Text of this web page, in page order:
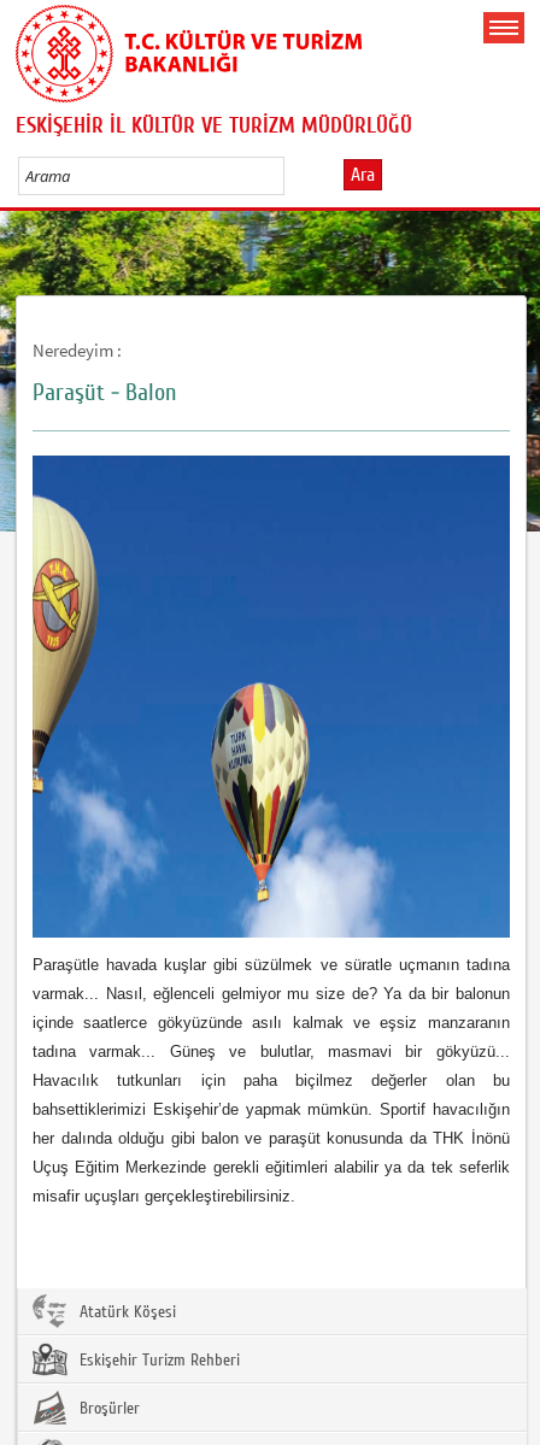
ESKİŞEHİR İL KÜLTÜR VE TURİZM MÜDÜRLÜĞÜ
Ara
Neredeyim :
Paraşüt - Balon
Paraşütle havada kuşlar gibi süzülmek ve süratle uçmanın tadına
varmak... Nasıl, eğlenceli gelmiyor mu size de? Ya da bir balonun
içinde saatlerce gökyüzünde asılı kalmak ve eşsiz manzaranın
tadına varmak... Güneş ve bulutlar, masmavi bir gökyüzü...
Havacılık tutkunları için paha biçilmez değerler olan bu
bahsettiklerimizi Eskişehir’de yapmak mümkün. Sportif havacılığın
her dalında olduğu gibi balon ve paraşüt konusunda da THK İnönü
Uçuş Eğitim Merkezinde gerekli eğitimleri alabilir ya da tek seferlik
misafir uçuşları gerçekleştirebilirsiniz.
Atatürk Köşesi
Eskişehir Turizm Rehberi
Broşürler